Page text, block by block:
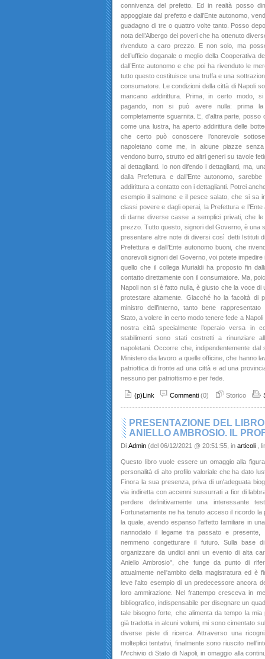
connivenza del prefetto. Ed in realtà posso
appoggiate dal prefetto e dall’Ente autonomo,
guadagno di tre o quattro volte tanto. Posso
nota dell’Albergo dei poveri che ha ottenuto
rivenduto a caro prezzo. E non solo, ma
dell’ufficio doganale o meglio della Cooperativa
dall’Ente autonomo e che poi ha rivenduto le
tutto questo costituisce una truffa e una
consumatore. Le condizioni della città di Napoli
mancano addirittura. Prima, in certo modo,
pagando, non si può avere nulla: prima
completamente sguarnita. E, d’altra parte, posso
come una lustra, ha aperto addirittura delle
che certo può conoscere l’onorevole
napoletano come me, in alcune piazze
vendono burro, strutto ed altri generi su tavole
ai dettaglianti. Io non difendo i dettaglianti, ma,
dalla Prefettura e dall’Ente autonomo,
addirittura a contatto con i dettaglianti. Potrei
esempio il salmone e il pesce salato, che si sa
classi povere e dagli operai, la Prefettura e
di darne diverse casse a semplici privati, che
prezzo. Tutto questo, signori del Governo, è una
presentare altre note di diversi così detti Istituti
Prefettura e dall’Ente autonomo buoni, che
onorevoli signori del Governo, voi potete
quello che il collega Murialdi ha proposto fin
contatto direttamente con il consumatore. Ma,
Napoli non si è fatto nulla, è giusto che la voce di
protestare altamente. Giacché ho la facoltà di
ministro dell’interno, tanto bene rappresentato
Stato, a volere in certo modo tenere fede a
nostra città specialmente l’operaio versa in
stabilimenti sono stati costretti a rinunziare
napoletani. Occorre che, indipendentemente dal
Ministero dia lavoro a quelle officine, che hanno
patriottica di fronte ad una città e ad una
nessuno per patriottismo e per fede.
(p)Link Commenti (0) Storico
PRESENTAZIONE DEL
ANIELLO AMBROSIO. IL
Di Admin (del 06/12/2021 @ 20:51:55, in articoli ,
Questo libro vuole essere un omaggio alla
personalità di alto profilo valoriale che ha dato
Finora la sua presenza, priva di un'adeguata
via indiretta con accenni sussurrati a fior di
perdere definitivamente una interessante
Fortunatamente ne ha tenuto acceso il ricordo la
la quale, avendo espanso l'affetto familiare in
riannodato il legame tra passato e
nemmeno congetturare il futuro. Sulla base
organizzare da undici anni un evento di alta
Aniello Ambrosio", che funge da punto di
attualmente nell'ambito della magistratura ed è
leve l'alto esempio di un predecessore ancora
loro ammirazione. Nel frattempo cresceva in
bibliografico, indispensabile per disegnare un
tale bisogno forte, che alimenta da tempo la
già tradotta in alcuni volumi, mi sono cimentato
diverse piste di ricerca. Attraverso una
molteplici tentativi, finalmente sono riuscito
l'Archivio di Stato di Napoli, in omaggio alla